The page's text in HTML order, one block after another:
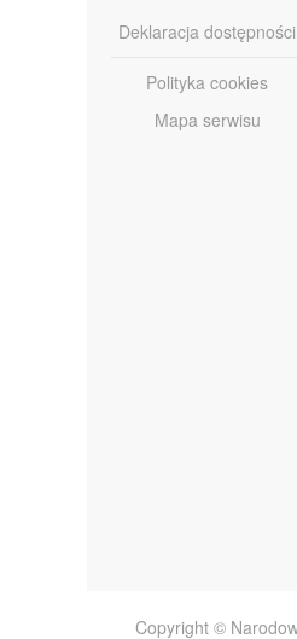
Deklaracja dostępności
Polityka cookies
Mapa serwisu
Copyright ©